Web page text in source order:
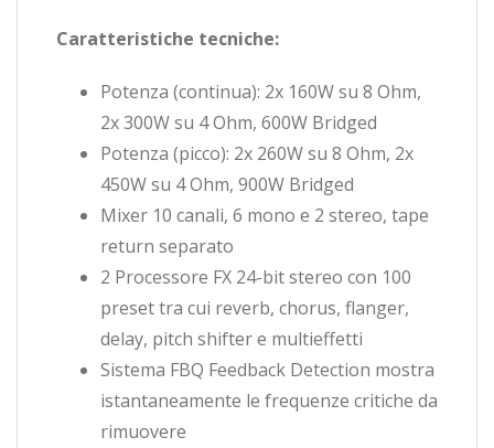
Caratteristiche tecniche:
Potenza (continua): 2x 160W su 8 Ohm,
2x 300W su 4 Ohm, 600W Bridged
Potenza (picco): 2x 260W su 8 Ohm, 2x
450W su 4 Ohm, 900W Bridged
Mixer 10 canali, 6 mono e 2 stereo, tape
return separato
2 Processore FX 24-bit stereo con 100
preset tra cui reverb, chorus, flanger,
delay, pitch shifter e multieffetti
Sistema FBQ Feedback Detection mostra
istantaneamente le frequenze critiche da
rimuovere